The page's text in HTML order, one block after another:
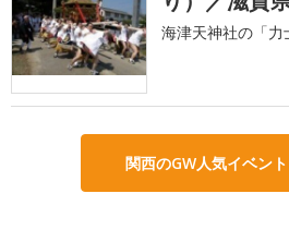
海津天神社の「力
関西のGW人気イベン